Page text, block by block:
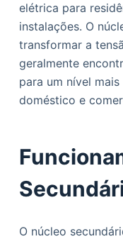
elétrica para
instalações. O
transformar a
geralmente
para um nível
doméstico e
O núcleo